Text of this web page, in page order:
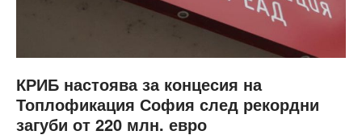
КРИБ настоява за концесия на
Топлофикация София след рекордни
загуби от 220 млн. евро